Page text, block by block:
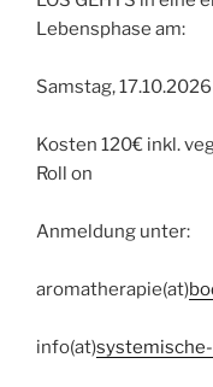
Lebensphase am:
Samstag,
Kosten 120€ inkl.
Roll on
Anmeldung unter:
aromatherapie(at)
info(at)